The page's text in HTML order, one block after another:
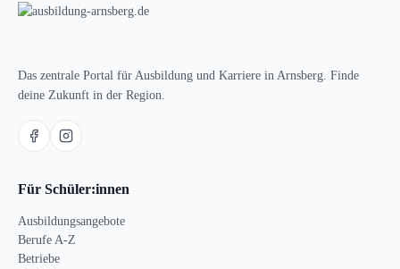
Das zentrale Portal für Ausbildung und Karriere in Arnsberg. Finde
deine Zukunft in der Region.
Für Schüler:innen
Ausbildungsangebote
Berufe A-Z
Betriebe